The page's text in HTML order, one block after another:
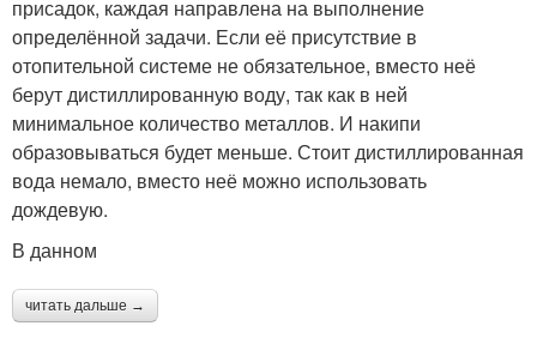
присадок, каждая направлена на выполнение
определённой задачи. Если её присутствие в
отопительной системе не обязательное, вместо неё
берут дистиллированную воду, так как в ней
минимальное количество металлов. И накипи
образовываться будет меньше. Стоит дистиллированная
вода немало, вместо неё можно использовать
дождевую.
В данном
читать дальше →